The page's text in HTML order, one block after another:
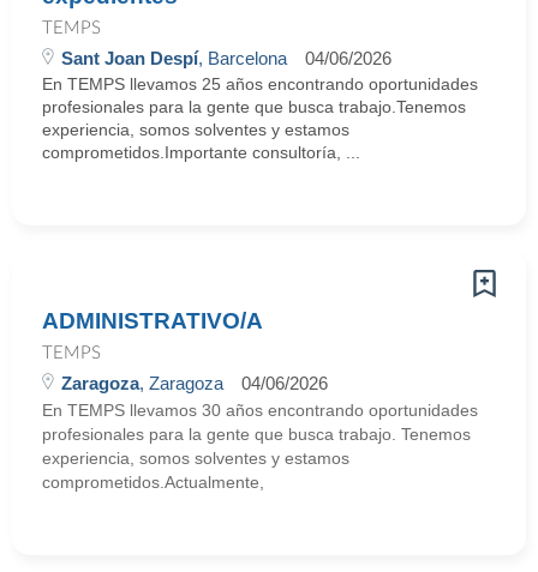
TEMPS
Sant Joan Despí, Barcelona 04/06/2026
En TEMPS llevamos 25 años encontrando oportunidades
profesionales para la gente que busca trabajo.Tenemos
experiencia, somos solventes y estamos
comprometidos.Importante consultoría, ...
ADMINISTRATIVO/A
TEMPS
Zaragoza, Zaragoza 04/06/2026
En TEMPS llevamos 30 años encontrando oportunidades
profesionales para la gente que busca trabajo. Tenemos
experiencia, somos solventes y estamos
comprometidos.Actualmente,